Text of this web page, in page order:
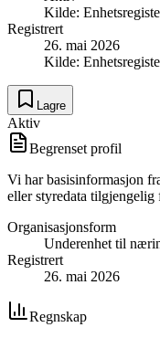
Kilde:
Registrert
26. mai 2026
Kilde:
Lagre
Aktiv
Begrenset profil
Vi har basisinformasjon
eller styredata tilgjengelig
Organisasjonsform
Underenhet til
Registrert
26. mai 2026
Regnskap